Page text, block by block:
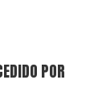
POR